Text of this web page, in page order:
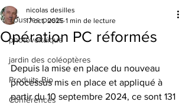
Tous les posts
photovoltaïque
jardin des coléoptères
Produits Bio
Conférences
Opération PC réformés
nicolas desilles
17 oct. 2025 1 min de lecture
Depuis la mise en place du nouveau
processus mis en place et appliqué à
partir du 10 septembre 2024, ce sont 131